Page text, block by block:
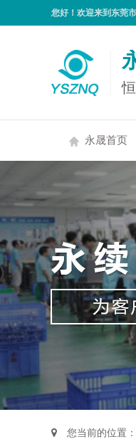
您好！欢迎来到东莞
永晟首页
您当前的位置：